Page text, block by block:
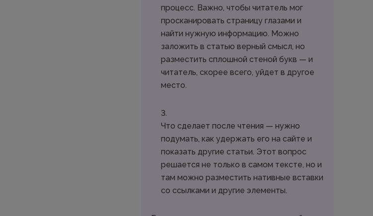
процесс. Важно, чтобы читатель мог
просканировать страницу глазами и
найти нужную информацию. Можно
заложить в статью верный смысл, но
разместить сплошной стеной букв — и
читатель, скорее всего, уйдет в другое
место.
Что сделает после чтения — нужно
подумать, как удержать его на сайте и
показать другие статьи. Этот вопрос
решается не только в самом тексте, но и
там можно разместить нативные вставки
со ссылками и другие элементы.